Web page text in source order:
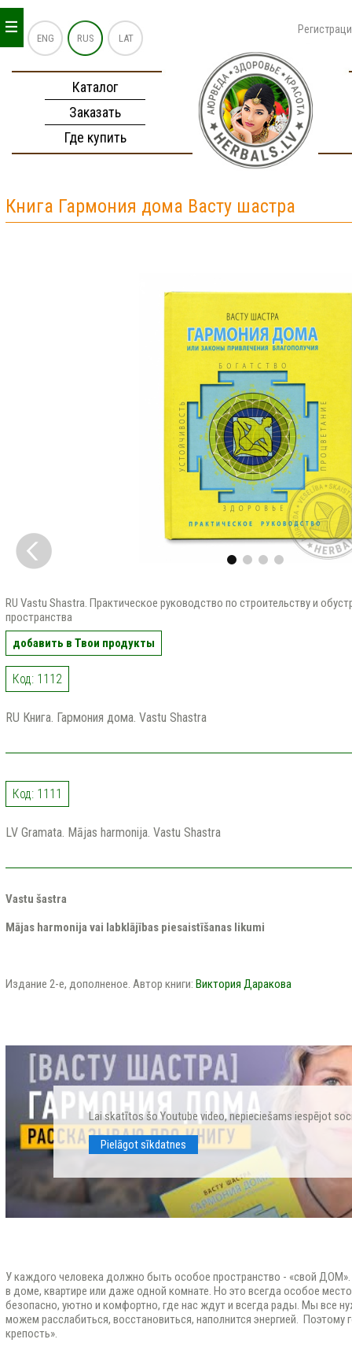
ENG RUS LAT
Каталог
Заказать
Где купить
_
_
_
Книга Гармония дома Васту шастра
RU Vastu Shastra. Практическое руководство по строительству и
пространства
добавить в Твои продукты
Код: 1112
RU Книга. Гармония дома. Vastu Shastra
Код: 1111
LV Gramata. Mājas harmonija. Vastu Shastra
Vastu šastra
Mājas harmonija vai labklājības piesaistīšanas likumi
Издание 2-е, дополненое. Автор книги: Виктория Даракова
Lai skatītos šo Youtube video, nepieciešams iespējot
Pielāgot sīkdatnes
У каждого человека должно быть особое пространство - «свой
в доме, квартире или даже одной комнате. Но это всегда особое
безопасно, уютно и комфортно, где нас ждут и всегда рады. Мы все
можем расслабиться, восстановиться, наполнится энергией.
крепость».